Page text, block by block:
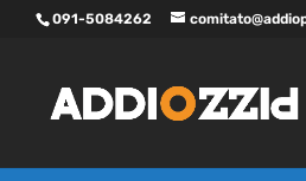
091-5084262